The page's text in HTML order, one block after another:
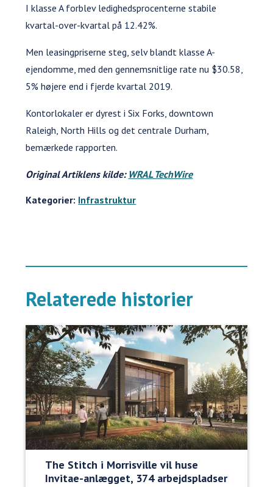
I klasse A forblev ledighedsprocenterne stabile
kvartal-over-kvartal på 12.42%.
Men leasingpriserne steg, selv blandt klasse A-
ejendomme, med den gennemsnitlige rate nu $30.58,
5% højere end i fjerde kvartal 2019.
Kontorlokaler er dyrest i Six Forks, downtown
Raleigh, North Hills og det centrale Durham,
bemærkede rapporten.
OriginalArtiklens kilde: WRAL TechWire
Kategorier: Infrastruktur
Relaterede historier
The Stitch i Morrisville vil huse
Invitae-anlægget, 374 arbejdspladser